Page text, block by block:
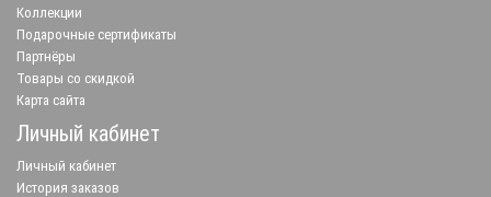
Коллекции
Подарочные сертификаты
Партнёры
Товары со скидкой
Карта сайта
Личный кабинет
Личный кабинет
История заказов